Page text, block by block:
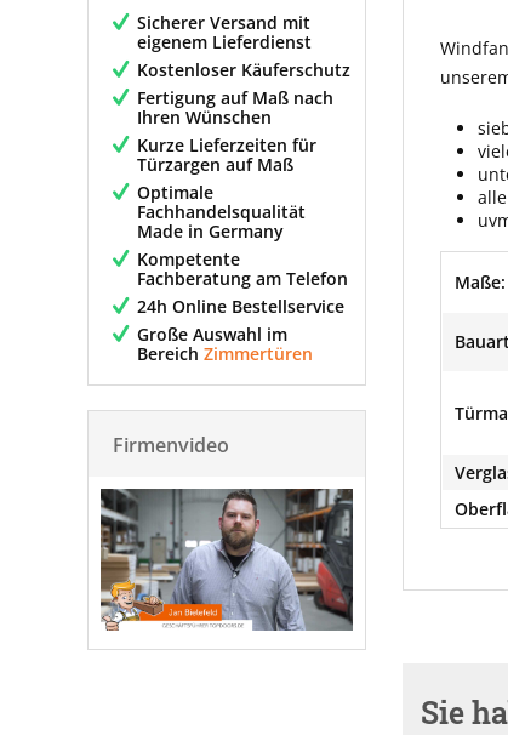
Sicherer Versand mit
eigenem Lieferdienst
Kostenloser Käuferschutz
Fertigung auf Maß nach
Ihren Wünschen
Kurze Lieferzeiten für
Türzargen auf Maß
Optimale
Fachhandelsqualität
Made in Germany
Kompetente
Fachberatung am Telefon
24h Online Bestellservice
Große Auswahl im
Bereich Zimmertüren
Firmenvideo
Maße:
Sie